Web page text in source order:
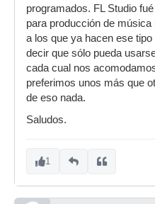
programados. FL Studio
para producción de
a los que ya hacen ese
decir que sólo pueda
cada cual nos
preferimos unos más que
de eso nada.
Saludos.
1